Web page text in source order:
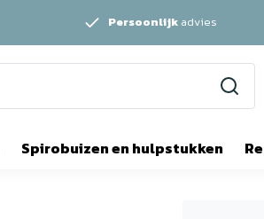
Persoonlijk advies
Spirobuizen en hulpstukken